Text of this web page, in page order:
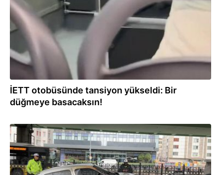
İETT otobüsünde tansiyon yükseldi: Bir
düğmeye basacaksın!
01.02.2026